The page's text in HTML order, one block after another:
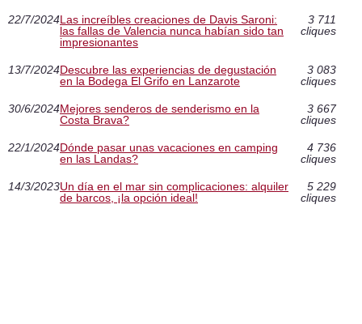
22/7/2024Las increíbles creaciones de Davis Saroni:
las fallas de Valencia nunca habían sido tan
impresionantes
3 711
cliques
13/7/2024Descubre las experiencias de degustación
en la Bodega El Grifo en Lanzarote
3 083
cliques
30/6/2024Mejores senderos de senderismo en la
Costa Brava?
3 667
cliques
22/1/2024Dónde pasar unas vacaciones en camping
en las Landas?
4 736
cliques
14/3/2023Un día en el mar sin complicaciones: alquiler
de barcos, ¡la opción ideal!
5 229
cliques